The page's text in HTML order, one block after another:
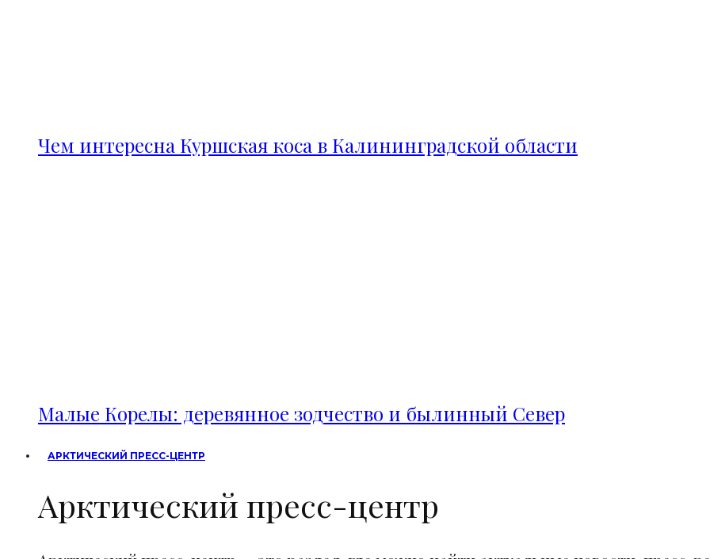
Чем интересна Куршская коса в Калининградской области
Малые Корелы: деревянное зодчество и былинный Север
АРКТИЧЕСКИЙ ПРЕСС-ЦЕНТР
Арктический пресс-центр